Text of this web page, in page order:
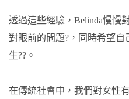
透過這些經驗，Belinda慢慢
對眼前的問題?️，同時希望
生??。
在傳統社會中，我們對女性